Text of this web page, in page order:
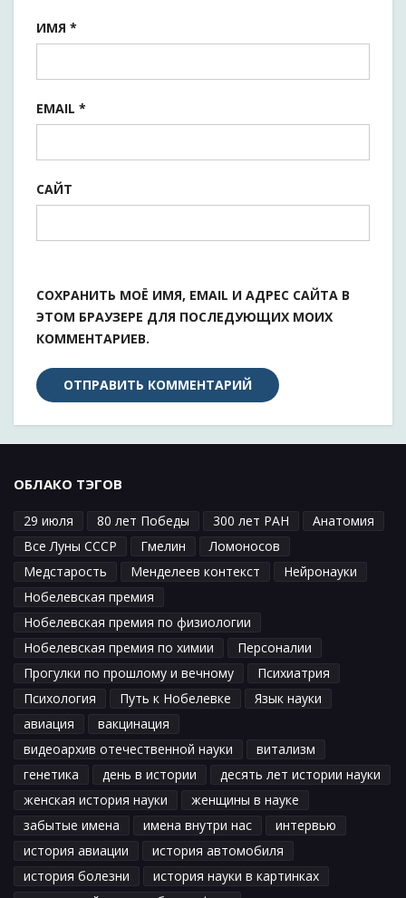
ИМЯ *
EMAIL *
САЙТ
СОХРАНИТЬ МОЁ ИМЯ, EMAIL И АДРЕС САЙТА В
ЭТОМ БРАУЗЕРЕ ДЛЯ ПОСЛЕДУЮЩИХ МОИХ
КОММЕНТАРИЕВ.
ОБЛАКО ТЭГОВ
29 июля 80 лет Победы 300 лет РАН
Анатомия
Все Луны СССР
Гмелин
Ломоносов
Медстарость
Менделеев контекст
Нейронауки
Нобелевская премия
Нобелевская премия по физиологии
Нобелевская премия по химии
Персоналии
Прогулки по прошлому и вечному
Психиатрия
Психология
Путь к Нобелевке
Язык науки
авиация
вакцинация
видеоархив отечественной науки
витализм
генетика
день в истории
десять лет истории науки
женская история науки
женщины в науке
забытые имена
имена внутри нас
интервью
история авиации
история автомобиля
история болезни
история науки в картинках